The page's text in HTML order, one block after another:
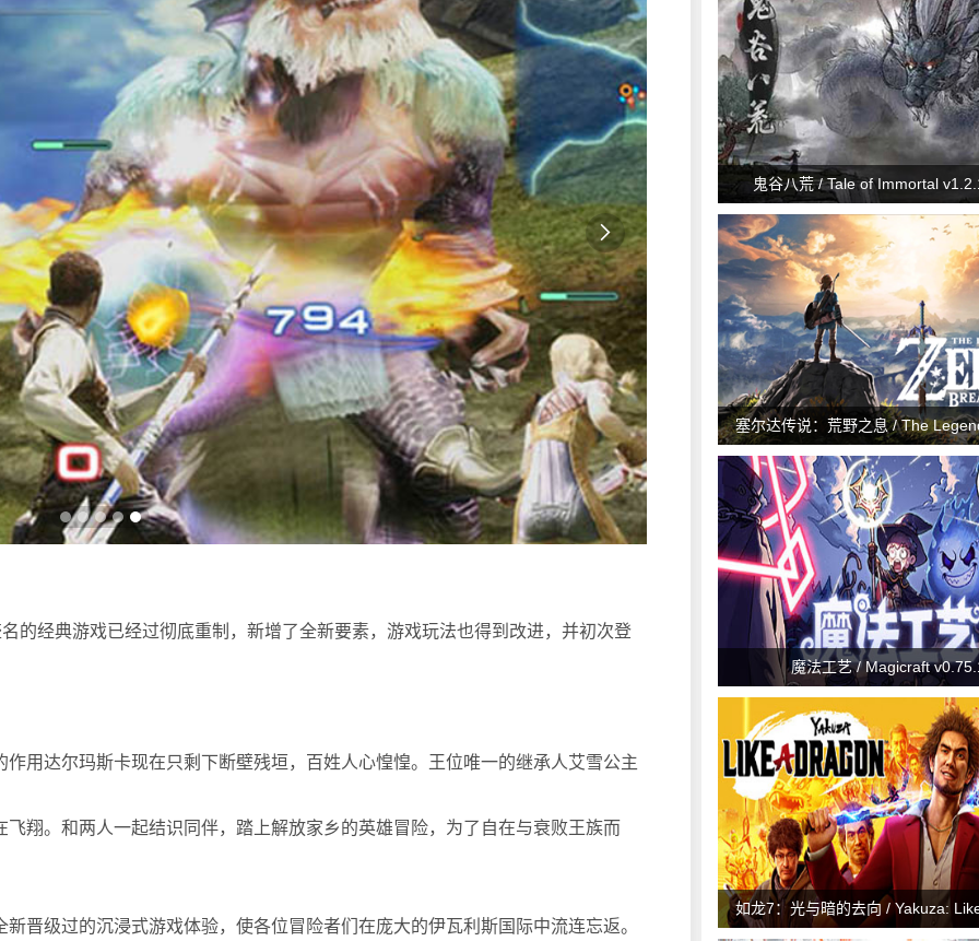

的经典游戏已经过彻底重制，新增了全新要素，游戏玩法也得到改进，并初次登
用达尔玛斯卡现在只剩下断壁残垣，百姓人心惶惶。王位唯一的继承人艾雪公主
翔。和两人一起结识同伴，踏上解放家乡的英雄冒险，为了自在与衰败王族而
晋级过的沉浸式游戏体验，使各位冒险者们在庞大的伊瓦利斯国际中流连忘返。
鬼谷八荒 / Tale of Immortal
塞尔达传说：荒野之息 / The
魔法工艺 / Magicraft
如龙7：光与暗的去向 / Yakuza: